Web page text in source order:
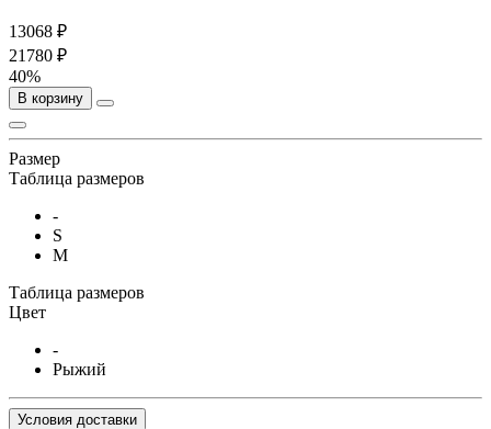
13068 ₽
21780 ₽
40%
В корзину
Размер
Таблица размеров
-
S
M
Таблица размеров
Цвет
-
Рыжий
Условия доставки